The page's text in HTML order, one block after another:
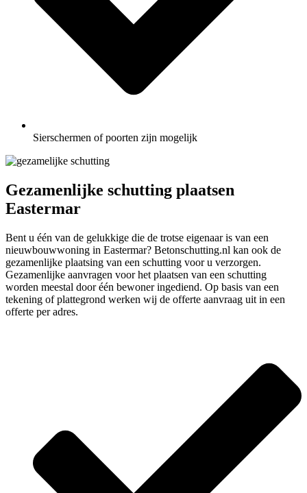
Sierschermen of poorten zijn mogelijk
Gezamenlijke schutting plaatsen
Eastermar
Bent u één van de gelukkige die de trotse eigenaar is van een
nieuwbouwwoning in Eastermar? Betonschutting.nl kan ook de
gezamenlijke plaatsing van een schutting voor u verzorgen.
Gezamenlijke aanvragen voor het plaatsen van een schutting
worden meestal door één bewoner ingediend. Op basis van een
tekening of plattegrond werken wij de offerte aanvraag uit in een
offerte per adres.